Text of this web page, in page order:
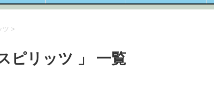
ツ >
ピリッツ 」 一覧